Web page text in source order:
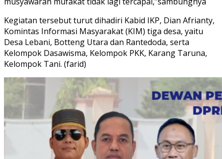
Kegiatan tersebut turut dihadiri Kabid IKP, Dian Afrianty,
Komintas Informasi Masyarakat (KIM) tiga desa, yaitu
Desa Lebani, Botteng Utara dan Rantedoda, serta
Kelompok Dasawisma, Kelompok PKK, Karang Taruna,
Kelompok Tani. (farid)